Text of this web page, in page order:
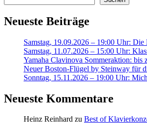
Neueste Beiträge
Samstag, 19.09.2026 – 19:00 Uhr:
Samstag, 11.07.2026 – 15:00 Uhr:
Yamaha Clavinova Sommeraktion: bis
Neuer Boston-Flügel by Steinway für
Sonntag, 15.11.2026 – 19:00 Uhr:
Neueste Kommentare
Heinz Reinhard zu Best of